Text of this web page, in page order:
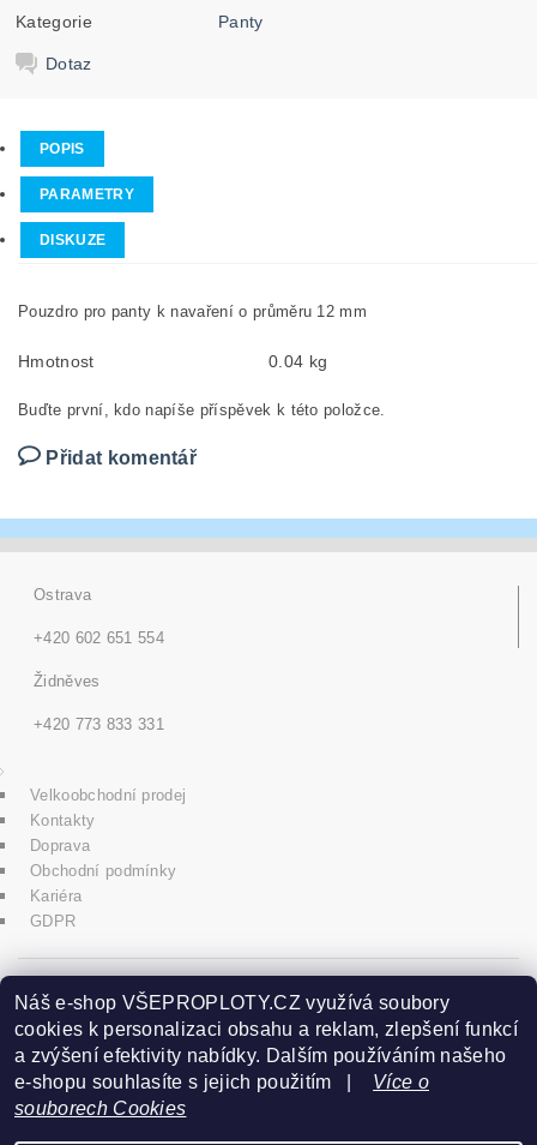
Kategorie Panty
Dotaz
POPIS
PARAMETRY
DISKUZE
Pouzdro pro panty k navaření o průměru 12 mm
Hmotnost 0.04 kg
Buďte první, kdo napíše příspěvek k této položce.
Přidat komentář
Ostrava
+420 602 651 554
Židněves
+420 773 833 331
Velkoobchodní prodej
Kontakty
Doprava
Obchodní podmínky
Kariéra
GDPR
icons8.com
Praha - Herink
+420 606 020 266
Náš e-shop VŠEPROPLOTY.CZ využívá soubory
cookies k personalizaci obsahu a reklam, zlepšení funkcí
a zvýšení efektivity nabídky. Dalším používáním našeho
e-shopu souhlasíte s jejich použitím | Více o
souborech Cookies